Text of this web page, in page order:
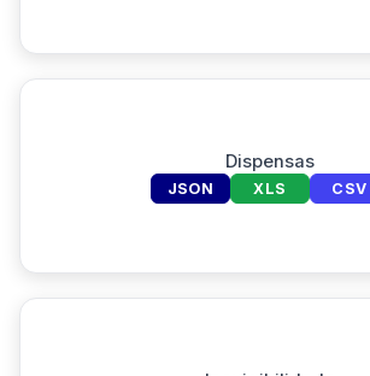
Dispensas
JSON XLS CSV